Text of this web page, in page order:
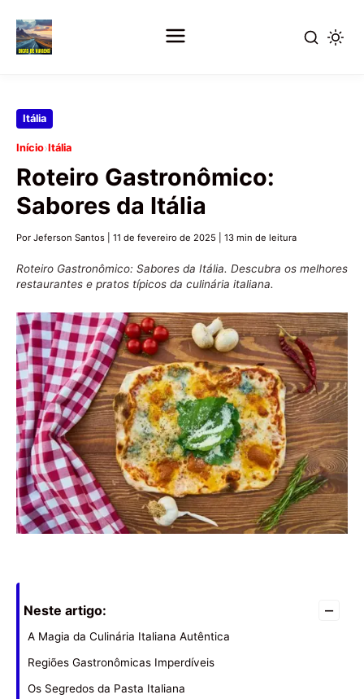
Pular
conteúdo
principal
Itália
Início›Itália
Roteiro Gastronômico:
Sabores da Itália
Por Jeferson Santos 11 de fevereiro de 2025 13 min de leitura
Roteiro Gastronômico: Sabores da Itália. Descubra os melhores
restaurantes e pratos típicos da culinária italiana.
Neste artigo: –
A Magia da Culinária Italiana Autêntica
Regiões Gastronômicas Imperdíveis
Os Segredos da Pasta Italiana